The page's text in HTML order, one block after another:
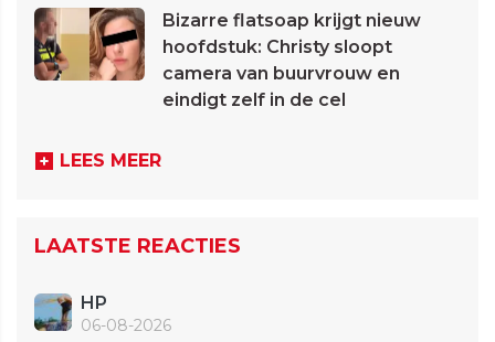
Bizarre flatsoap krijgt nieuw
hoofdstuk: Christy sloopt
camera van buurvrouw en
eindigt zelf in de cel
LEES MEER
LAATSTE REACTIES
HP
06-08-2026